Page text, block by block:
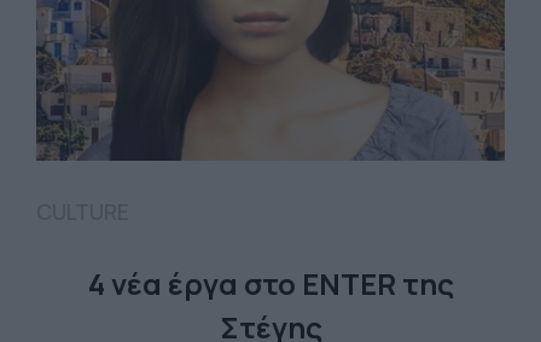
4 νέα έργα στο ENTER της
Στέγης